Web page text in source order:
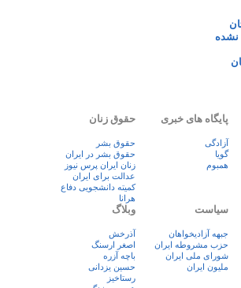
نشده
پایگاه های خبری
آزادگی
گویا
همبوم
حقوق زنان
حقوق بشر
حقوق بشر در ایران
زنان ايران پرس نيوز
عدالت برای ایران
کمیته دانشجویی دفاع
هرانا
سیاست
جبهه آزادیخواهان
حزب مشروطه ایران
شورای ملی ایران
ملیون ایران
وبلاگ
آذرخش
اصغر ارسنگ
باچه آزره
حسین یزدانی
رستاخیز